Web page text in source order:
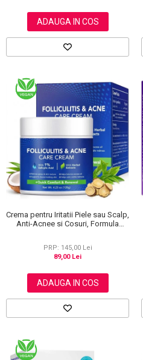
ADAUGA IN COS
Crema pentru Iritatii Piele sau Scalp,
Anti-Acnee si Cosuri, Formula
PRP: 145,00 Lei
89,00 Lei
ADAUGA IN COS